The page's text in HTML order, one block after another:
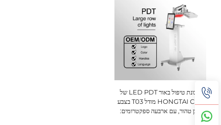
מכונת טיפול באור LED PDT של
HONGTAI CEL מודל T03 בצבע
לבן טהור, עם ארבעה ספקטרומים: